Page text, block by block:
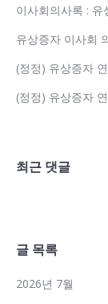
이사회의사록 :
유상증자 이사회
(정정) 유상증자
(정정) 유상증자
최근 댓글
글 목록
2026년 7월